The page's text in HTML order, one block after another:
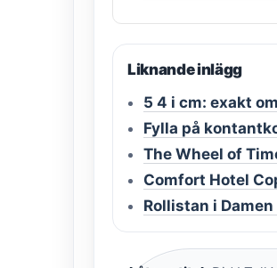
Liknande inlägg
5 4 i cm: exakt
Fylla på
The Wheel of
Comfort Hotel
Rollistan i